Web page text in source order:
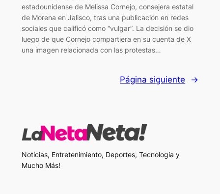
estadounidense de Melissa Cornejo, consejera estatal
de Morena en Jalisco, tras una publicación en redes
sociales que calificó como “vulgar”. La decisión se dio
luego de que Cornejo compartiera en su cuenta de X
una imagen relacionada con las protestas…
Página siguiente →
Noticias, Entretenimiento, Deportes, Tecnología y
Mucho Más!